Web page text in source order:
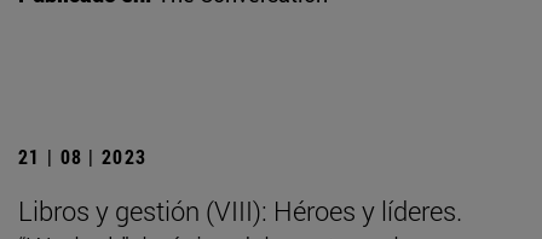
21 | 08 | 2023
Libros y gestión (VIII): Héroes y líderes.